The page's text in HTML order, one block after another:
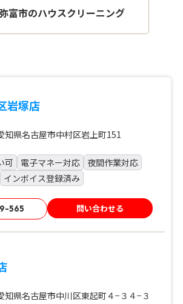
富市のハウスクリーニング
岩塚店
県名古屋市中村区岩上町151
可 電子マネー対応
夜間作業対応
インボイス登録済み
565 問い合わせる
県名古屋市中川区東起町４−３４−３